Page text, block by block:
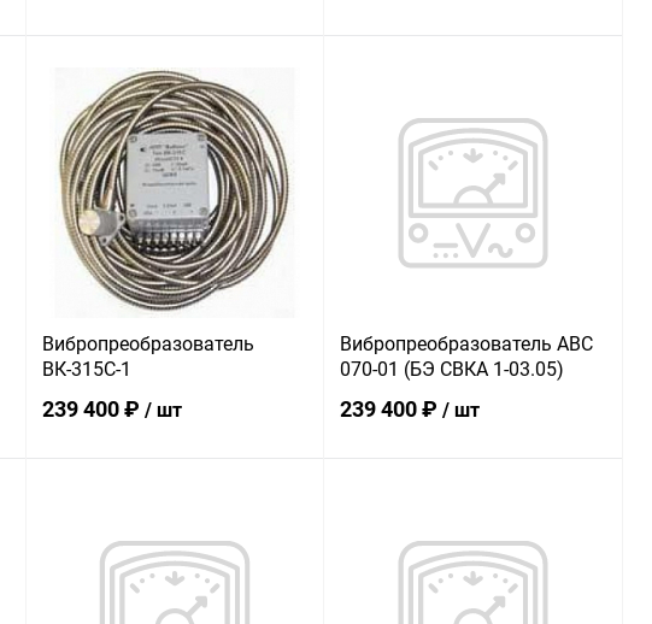
В корзину
Купить в 1 клик К сравнению
В избранное В наличии
Купить в 1 клик К сравнению
Вибропреобразователь
ВК-315С-1
239 400 ₽ / шт
Купить в 1 клик К сравнению
Вибропреобразователь АВС
070-01 (БЭ СВКА 1-03.05)
239 400 ₽/ шт
Купить в 1 клик К сравнению